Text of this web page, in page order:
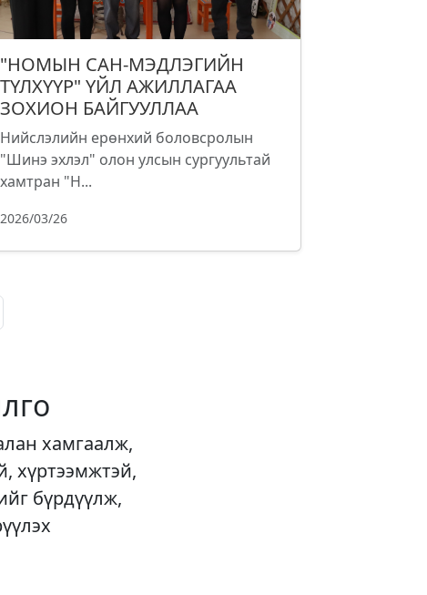
"НОМЫН САН-МЭДЛЭГИЙН
ТҮЛХҮҮР" ҮЙЛ АЖИЛЛАГАА
ЗОХИОН БАЙГУУЛЛАА
Нийслэлийн ерөнхий боловсролын
"Шинэ эхлэл" олон улсын сургуультай
хамтран "Н...
2026/03/26
хамгаалж,
хүртээмжтэй,
бүрдүүлж,